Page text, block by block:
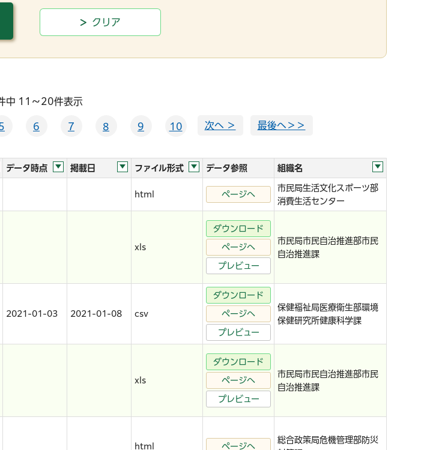
中 11～20件表示
6 7 8 9 10 次へ ＞ 最後へ＞＞
データ時点 掲載日 ファイル形式 データ参照 組織名
html ページへ
市民局生活文化スポーツ部
消費生活センター
xls
ダウンロード
ページへ
プレビュー
市民局市民自治推進部市民
自治推進課
2021-01-03 2021-01-08 csv
ダウンロード
ページへ
プレビュー
保健福祉局医療衛生部環境
保健研究所健康科学課
xls
ダウンロード
ページへ
プレビュー
市民局市民自治推進部市民
自治推進課
html ページへ
総合政策局危機管理部防災